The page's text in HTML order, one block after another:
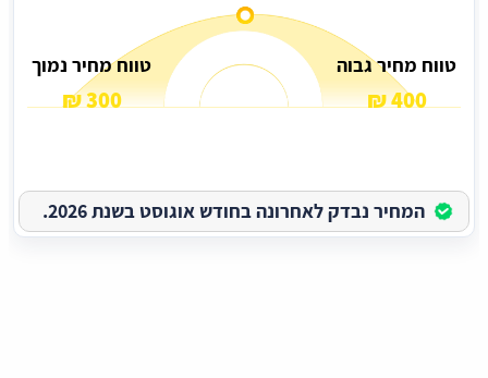
טווח מחיר גבוה
400 ₪
טווח מחיר נמוך
300 ₪
המחיר נבדק לאחרונה בחודש אוגוסט בשנת 2026.